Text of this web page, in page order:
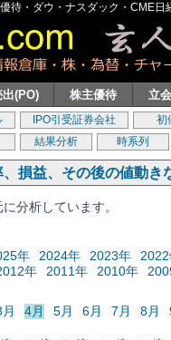
待・ダウ・ナスダック・CME
(PO) 株主優待 立
IPO引受証券会社 初
結果分析 時系列
、損益、その後の値動き
分析しています。
年 2024年 2023年
年 2011年 2010年
4月 5月 6月 7月 8月